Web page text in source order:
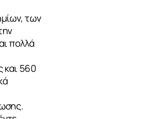
των
πολλά
και 560